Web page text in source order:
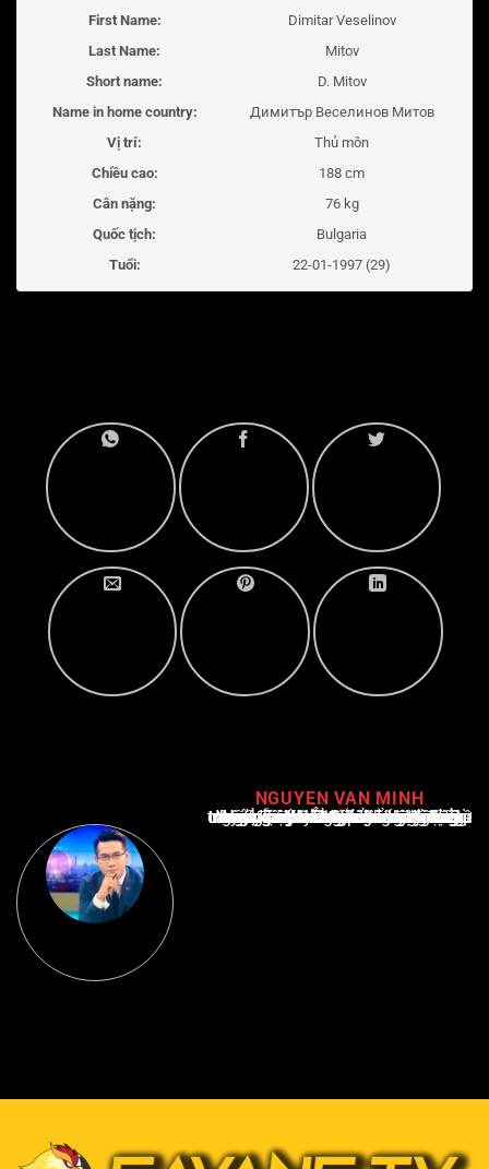
First Name:
Dimitar Veselinov
Last Name:
Mitov
Short name:
D. Mitov
Name in home country:
Димитър Веселинов Митов
Vị trí:
Thủ môn
Chiều cao:
188 cm
Cân nặng:
76 kg
Quốc tịch:
Bulgaria
Tuổi:
22-01-1997 (29)
NGUYEN VAN MINH
Nguyễn Văn Minh là một trong những chuyên gia hàng đầu về báo cáo tin tức thể thao tại Việt Nam, với hơn 10 năm hoạt động trong ngành. Ông có kiến thức sâu rộng và kinh nghiệm đáng kể trong việc phân tích và báo cáo về các sự kiện thể thao hàng đầu. Sự hiểu biết sâu sắc của ông về ngành này đã giúp ông xây dựng uy tín và danh tiếng trong cộng đồng báo chí thể thao.